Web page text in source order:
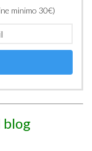
minimo 30€)